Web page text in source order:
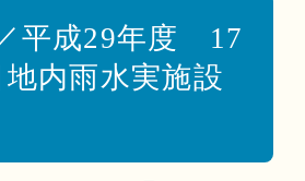
平成29年度 17
内雨水実施設